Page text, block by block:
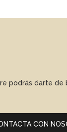
podrás darte de
CON